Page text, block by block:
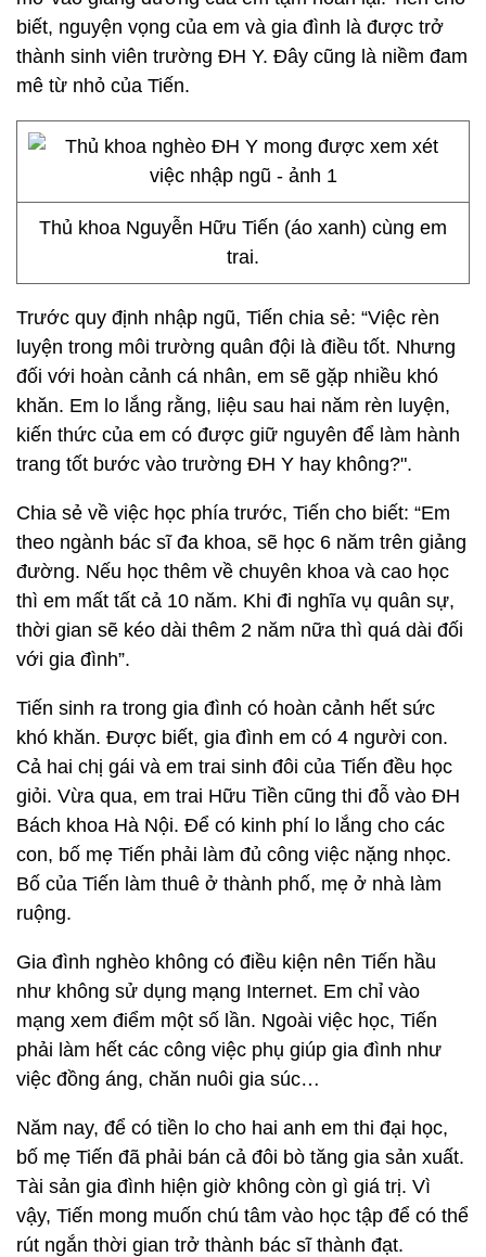
biết, nguyện vọng của em và gia đình là được trở
thành sinh viên trường ĐH Y. Đây cũng là niềm đam
mê từ nhỏ của Tiến.
Thủ khoa Nguyễn Hữu Tiến (áo xanh) cùng em
trai.
Trước quy định nhập ngũ, Tiến chia sẻ: “Việc rèn
luyện trong môi trường quân đội là điều tốt. Nhưng
đối với hoàn cảnh cá nhân, em sẽ gặp nhiều khó
khăn. Em lo lắng rằng, liệu sau hai năm rèn luyện,
kiến thức của em có được giữ nguyên để làm hành
trang tốt bước vào trường ĐH Y hay không?".
Chia sẻ về việc học phía trước, Tiến cho biết: “Em
theo ngành bác sĩ đa khoa, sẽ học 6 năm trên giảng
đường. Nếu học thêm về chuyên khoa và cao học
thì em mất tất cả 10 năm. Khi đi nghĩa vụ quân sự,
thời gian sẽ kéo dài thêm 2 năm nữa thì quá dài đối
với gia đình”.
Tiến sinh ra trong gia đình có hoàn cảnh hết sức
khó khăn. Được biết, gia đình em có 4 người con.
Cả hai chị gái và em trai sinh đôi của Tiến đều học
giỏi. Vừa qua, em trai Hữu Tiền cũng thi đỗ vào ĐH
Bách khoa Hà Nội. Để có kinh phí lo lắng cho các
con, bố mẹ Tiến phải làm đủ công việc nặng nhọc.
Bố của Tiến làm thuê ở thành phố, mẹ ở nhà làm
ruộng.
Gia đình nghèo không có điều kiện nên Tiến hầu
như không sử dụng mạng Internet. Em chỉ vào
mạng xem điểm một số lần. Ngoài việc học, Tiến
phải làm hết các công việc phụ giúp gia đình như
việc đồng áng, chăn nuôi gia súc…
Năm nay, để có tiền lo cho hai anh em thi đại học,
bố mẹ Tiến đã phải bán cả đôi bò tăng gia sản xuất.
Tài sản gia đình hiện giờ không còn gì giá trị. Vì
vậy, Tiến mong muốn chú tâm vào học tập để có thể
rút ngắn thời gian trở thành bác sĩ thành đạt.